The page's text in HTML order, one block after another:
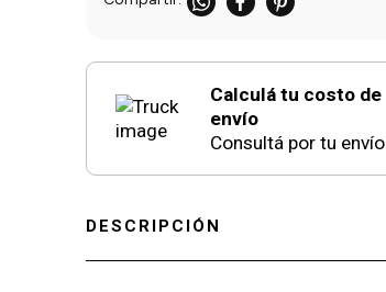
Calculá tu costo de
envío
Consultá por tu envío
DESCRIPCIÓN